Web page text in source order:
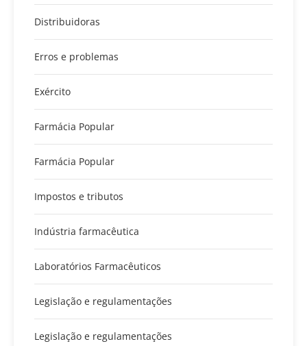
Distribuidoras
Erros e problemas
Exército
Farmácia Popular
Farmácia Popular
Impostos e tributos
Indústria farmacêutica
Laboratórios Farmacêuticos
Legislação e regulamentações
Legislação e regulamentações